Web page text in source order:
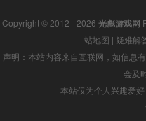
Copyright © 2012 - 2026 光彪游戏网
站地图 | 疑难解
声明：本站内容来自互联网，如信息
会及
本站仅为个人兴趣爱